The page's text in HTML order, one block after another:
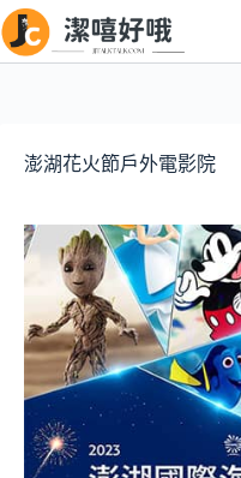
跳
至
澎湖花火節戶外電影院